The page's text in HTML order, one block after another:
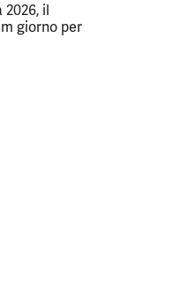
il
giorno per